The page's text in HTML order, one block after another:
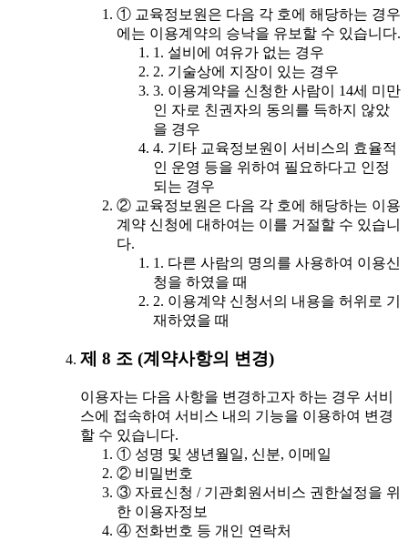
① 교육정보원은 다음 각 호에 해당하는 경우
에는 이용계약의 승낙을 유보할 수 있습니다.
1. 설비에 여유가 없는 경우
2. 기술상에 지장이 있는 경우
3. 이용계약을 신청한 사람이 14세 미만
인 자로 친권자의 동의를 득하지 않았
을 경우
4. 기타 교육정보원이 서비스의 효율적
인 운영 등을 위하여 필요하다고 인정
되는 경우
② 교육정보원은 다음 각 호에 해당하는 이용
계약 신청에 대하여는 이를 거절할 수 있습니
다.
1. 다른 사람의 명의를 사용하여 이용신
청을 하였을 때
2. 이용계약 신청서의 내용을 허위로 기
재하였을 때
제 8 조 (계약사항의 변경)
이용자는 다음 사항을 변경하고자 하는 경우 서비
스에 접속하여 서비스 내의 기능을 이용하여 변경
할 수 있습니다.
① 성명 및 생년월일, 신분, 이메일
② 비밀번호
③ 자료신청 / 기관회원서비스 권한설정을 위
한 이용자정보
④ 전화번호 등 개인 연락처